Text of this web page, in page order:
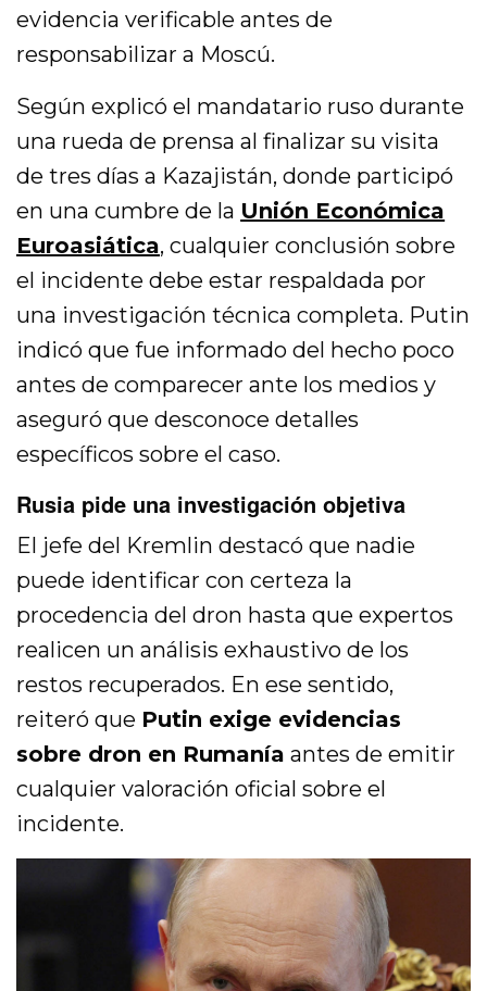
evidencia verificable antes de
responsabilizar a Moscú.
Según explicó el mandatario ruso durante
una rueda de prensa al finalizar su visita
de tres días a Kazajistán, donde participó
en una cumbre de la Unión Económica
Euroasiática, cualquier conclusión sobre
el incidente debe estar respaldada por
una investigación técnica completa. Putin
indicó que fue informado del hecho poco
antes de comparecer ante los medios y
aseguró que desconoce detalles
específicos sobre el caso.
Rusia pide una investigación objetiva
El jefe del Kremlin destacó que nadie
puede identificar con certeza la
procedencia del dron hasta que expertos
realicen un análisis exhaustivo de los
restos recuperados. En ese sentido,
reiteró que Putin exige evidencias
sobre dron en Rumanía antes de emitir
cualquier valoración oficial sobre el
incidente.